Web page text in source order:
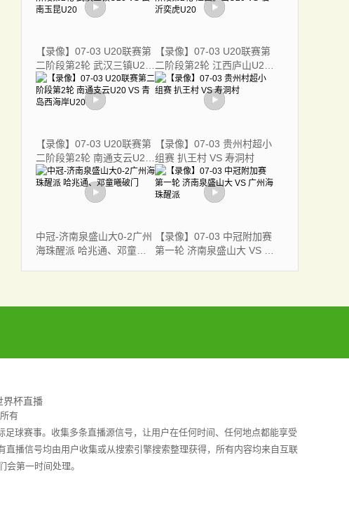
【录像】07-03 U20联赛第
二阶段第2轮 武汉三镇U20
VS 云南玉昆U20
【录像】07-03 U20联赛第
二阶段第2轮 江西庐山U20
VS 临沂奕虎U20
【录像】07-03 U20联赛第
二阶段第2轮 南通支云U20
VS 青岛西海岸U20
【录像】07-03 贵州村超小
组赛 扒王村 VS 寿洞村
中冠-济南泉盛山大0-2广州
海珠醒派 哈兆通、邓童曦
【录像】07-03 中冠附加赛
第一轮 济南泉盛山大 VS 广
界杯直播
有
球赛事。收集多条直播源信号，让用户在任何时间、任何地点都能享受
播信号均由用户收集或从搜索引擎搜索整理获得，所有内容均来自互联
第一时间处理。